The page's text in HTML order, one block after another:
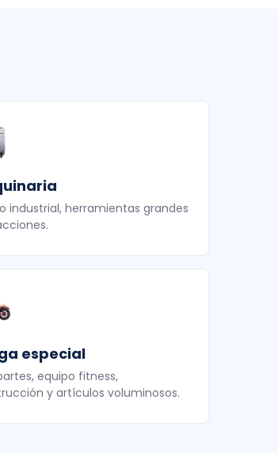
industrial, herramientas grandes
especial
equipo fitness,
y artículos voluminosos.